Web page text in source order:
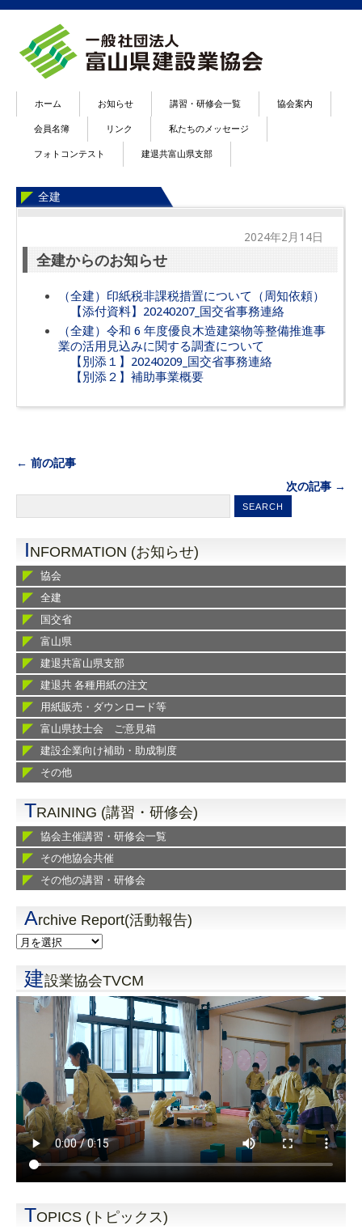
ホーム お知らせ 講習・研修会一覧 協会案内
会員名簿 リンク 私たちのメッセージ
フォトコンテスト 建退共富山県支部
全建
2024年2月14日
全建からのお知らせ
（全建）印紙税非課税措置について（周知依頼）
【添付資料】20240207_国交省事務連絡
（全建）令和 6 年度優良木造建築物等整備推進事
業の活用見込みに関する調査について
【別添１】20240209_国交省事務連絡
【別添２】補助事業概要
← 前の記事
次の記事 →
INFORMATION (お知らせ)
協会
全建
国交省
富山県
建退共富山県支部
建退共 各種用紙の注文
用紙販売・ダウンロード等
富山県技士会 ご意見箱
建設企業向け補助・助成制度
その他
TRAINING (講習・研修会)
協会主催講習・研修会一覧
その他協会共催
その他の講習・研修会
Archive Report(活動報告)
建設業協会TVCM
TOPICS (トピックス)